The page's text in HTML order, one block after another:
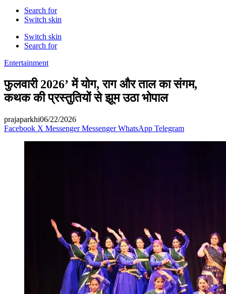
Search for
Switch skin
Switch skin
Search for
Entertainment
फुलवारी 2026’ में योग, राग और ताल का संगम,
कथक की प्रस्तुतियों से झूम उठा भोपाल
prajaparkhi06/22/2026
Facebook X Messenger Messenger WhatsApp Telegram